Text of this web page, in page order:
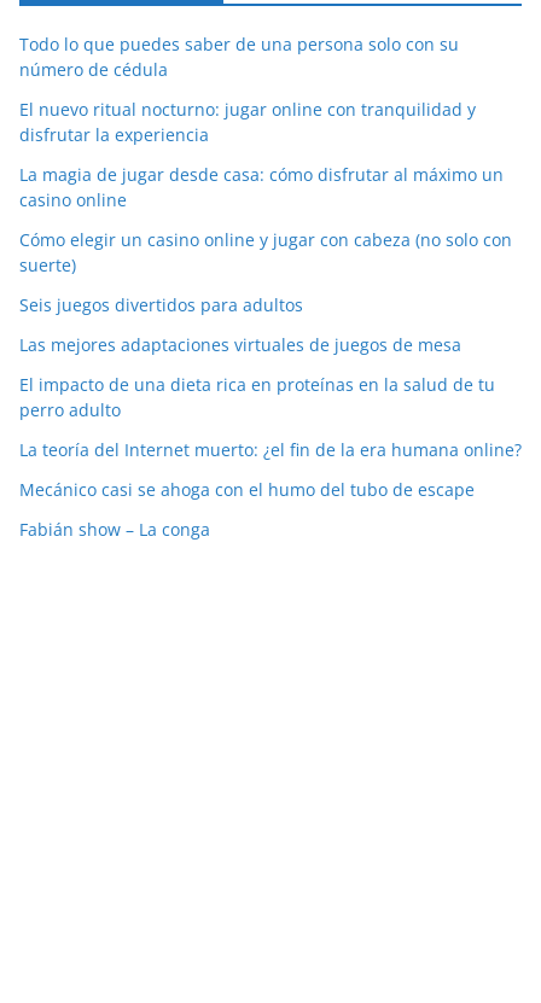
Todo lo que puedes saber de una persona solo con su
número de cédula
El nuevo ritual nocturno: jugar online con tranquilidad y
disfrutar la experiencia
La magia de jugar desde casa: cómo disfrutar al máximo un
casino online
Cómo elegir un casino online y jugar con cabeza (no solo con
suerte)
Seis juegos divertidos para adultos
Las mejores adaptaciones virtuales de juegos de mesa
El impacto de una dieta rica en proteínas en la salud de tu
perro adulto
La teoría del Internet muerto: ¿el fin de la era humana online?
Mecánico casi se ahoga con el humo del tubo de escape
Fabián show – La conga